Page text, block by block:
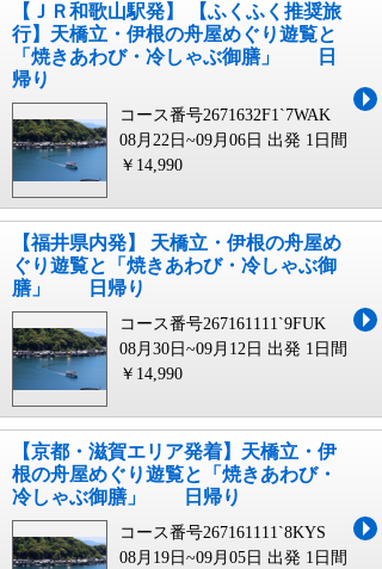
【ＪＲ和歌山駅発】 【ふくふく推奨旅
行】天橋立・伊根の舟屋めぐり遊覧と
「焼きあわび・冷しゃぶ御膳」 日
帰り
コース番号2671632F1`7WAK
08月22日~09月06日 出発 1日間
￥14,990
【福井県内発】 天橋立・伊根の舟屋め
ぐり遊覧と「焼きあわび・冷しゃぶ御
膳」 日帰り
コース番号267161111`9FUK
08月30日~09月12日 出発 1日間
￥14,990
【京都・滋賀エリア発着】天橋立・伊
根の舟屋めぐり遊覧と「焼きあわび・
冷しゃぶ御膳」 日帰り
コース番号267161111`8KYS
08月19日~09月05日 出発 1日間